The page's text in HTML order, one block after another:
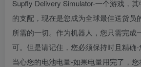
Supfly Delivery Simulator-一个游戏，
的支配，现在是您成为全球最佳送货员
所需的一切。作为机器人，您只需完成
可。但是请记住，您必须保持时且精确-
当心您的电池电量-如果电量用完了，